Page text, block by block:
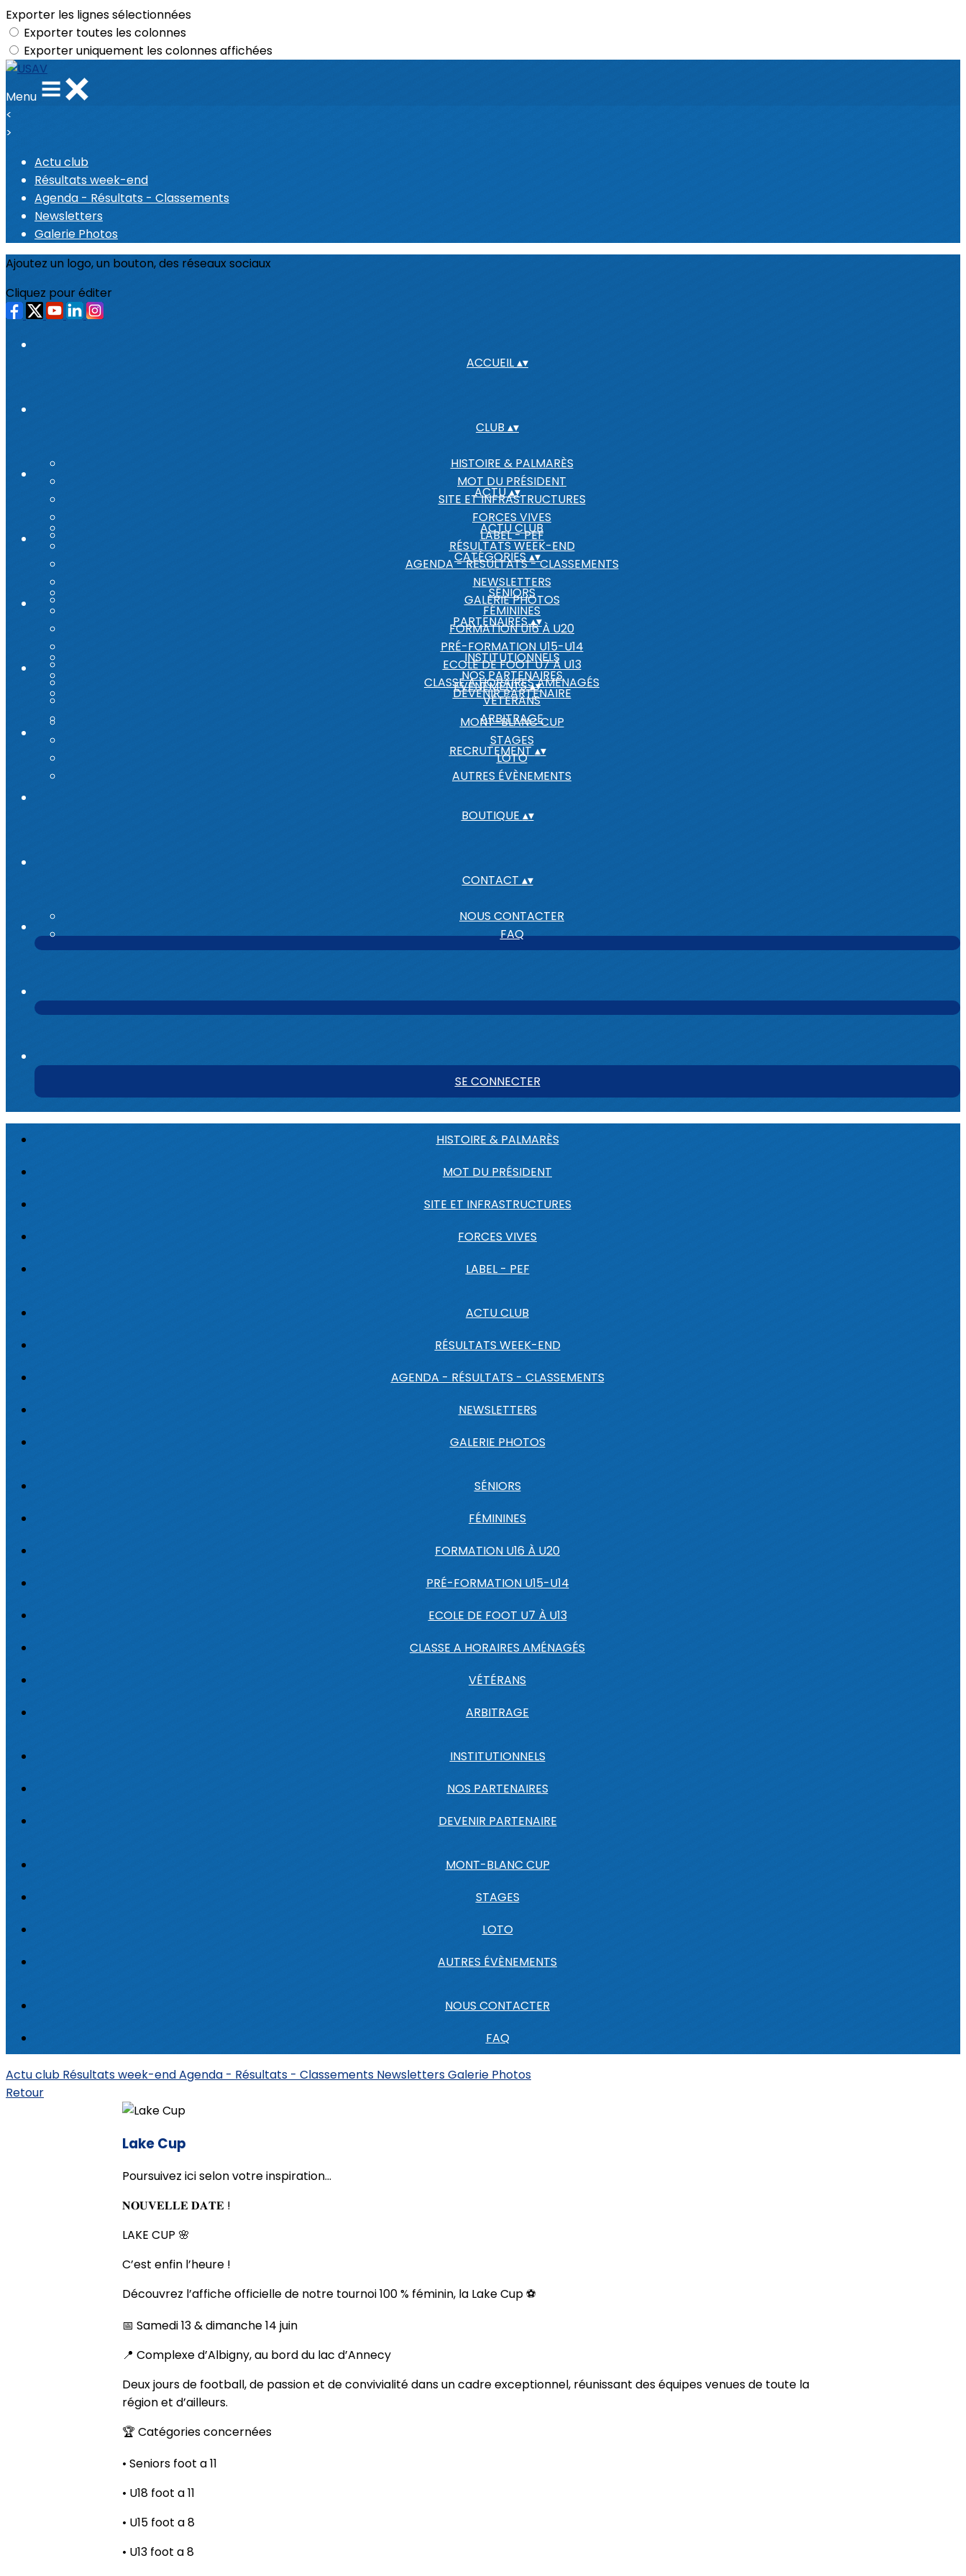
Exporter les lignes sélectionnées
Exporter toutes les colonnes
Exporter uniquement les colonnes affichées
Menu
<
>
Actu club
Résultats week-end
Agenda - Résultats - Classements
Newsletters
Galerie Photos
Ajoutez un logo, un bouton, des réseaux sociaux
Cliquez pour éditer
ACCUEIL▴▾
CLUB ▴▾
HISTOIRE & PALMARÈS
MOT DU PRÉSIDENT
SITE ET INFRASTRUCTURES
FORCES VIVES
LABEL - PEF
ACTU▴▾
ACTU CLUB
RÉSULTATS WEEK-END
AGENDA - RÉSULTATS - CLASSEMENTS
NEWSLETTERS
GALERIE PHOTOS
CATÉGORIES▴▾
SÉNIORS
FÉMININES
FORMATION U16 À U20
PRÉ-FORMATION U15-U14
ECOLE DE FOOT U7 À U13
CLASSE A HORAIRES AMÉNAGÉS
VÉTÉRANS
ARBITRAGE
PARTENAIRES▴▾
INSTITUTIONNELS
NOS PARTENAIRES
DEVENIR PARTENAIRE
EVENEMENTS▴▾
MONT-BLANC CUP
STAGES
LOTO
AUTRES ÉVÈNEMENTS
RECRUTEMENT▴▾
BOUTIQUE ▴▾
CONTACT ▴▾
NOUS CONTACTER
FAQ
SE CONNECTER
HISTOIRE & PALMARÈS
MOT DU PRÉSIDENT
SITE ET INFRASTRUCTURES
FORCES VIVES
LABEL - PEF
ACTU CLUB
RÉSULTATS WEEK-END
AGENDA - RÉSULTATS - CLASSEMENTS
NEWSLETTERS
GALERIE PHOTOS
SÉNIORS
FÉMININES
FORMATION U16 À U20
PRÉ-FORMATION U15-U14
ECOLE DE FOOT U7 À U13
CLASSE A HORAIRES AMÉNAGÉS
VÉTÉRANS
ARBITRAGE
INSTITUTIONNELS
NOS PARTENAIRES
DEVENIR PARTENAIRE
MONT-BLANC CUP
STAGES
LOTO
AUTRES ÉVÈNEMENTS
NOUS CONTACTER
FAQ
Actu club Résultats week-endAgenda - Résultats - Classements NewslettersGalerie Photos
Retour
Lake Cup
Poursuivez ici selon votre inspiration...
𝐍𝐎𝐔𝐕𝐄𝐋𝐋𝐄 𝐃𝐀𝐓𝐄 !
LAKE CUP 🌸
C’est enfin l’heure !
Découvrez l’affiche officielle de notre tournoi 100 % féminin, la Lake Cup ⚽
📅 Samedi 13 & dimanche 14 juin
📍 Complexe d’Albigny, au bord du lac d’Annecy
Deux jours de football, de passion et de convivialité dans un cadre exceptionnel, réunissant des équipes venues de toute la
région et d’ailleurs.
🏆 Catégories concernées
• Seniors foot a 11
• U18 foot a 11
• U15 foot a 8
• U13 foot a 8